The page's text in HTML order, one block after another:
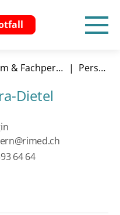
Fachpersonen Person
Dietel
64 64